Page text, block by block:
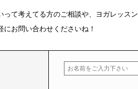
って考えてる方のご相談や、ヨガレッスン
お問い合わせくださいね！